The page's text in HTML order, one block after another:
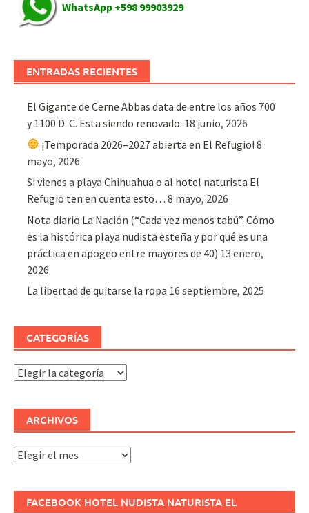
WhatsApp +598 99903929
ENTRADAS RECIENTES
El Gigante de Cerne Abbas data de entre los años 700
y 1100 D. C. Esta siendo renovado. 18 junio, 2026
¡Temporada 2026–2027 abierta en El Refugio! 8
mayo, 2026
Si vienes a playa Chihuahua o al hotel naturista El
Refugio ten en cuenta esto… 8 mayo, 2026
Nota diario La Nación (“Cada vez menos tabú”. Cómo
es la histórica playa nudista esteña y por qué es una
práctica en apogeo entre mayores de 40) 13 enero,
2026
La libertad de quitarse la ropa 16 septiembre, 2025
CATEGORÍAS
Categorías
ARCHIVOS
Archivos
FACEBOOK HOTEL NUDISTA NATURISTA EL